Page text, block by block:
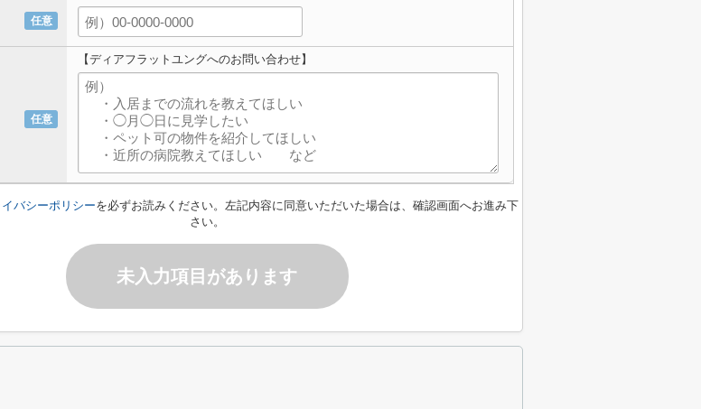
任意
任意
【ディアフラットユングへのお問い合わせ】
バシーポリシーを必ずお読みください。左記内容に同意いただいた場合は、確認画面へお進み下
さい。
未入力項目があります